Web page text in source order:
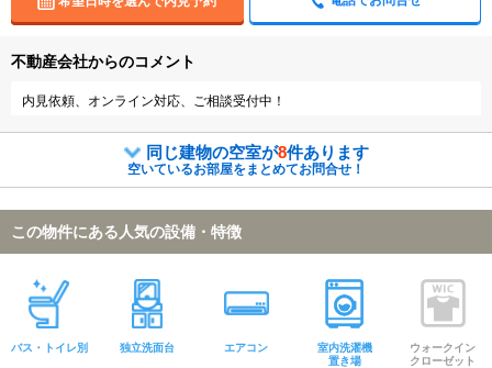
不動産会社からのコメント
内見依頼、オンライン対応、ご相談受付中！
同じ建物の空室が8件あります
空いているお部屋をまとめてお問合せ！
この物件にある人気の設備・特徴
バス・トイレ別 独立洗面台 エアコン
室内洗濯機
置き場
ウォークイン
クローゼット